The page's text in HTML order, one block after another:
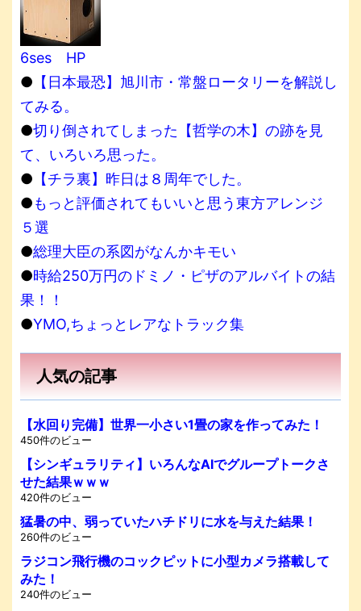
6ses HP
● 【日本最恐】旭川市・常盤ロータリーを解説し
てみる。
●切り倒されてしまった【哲学の木】の跡を見
て、いろいろ思った。
● 【チラ裏】昨日は８周年でした。
●もっと評価されてもいいと思う東方アレンジ
５選
●総理大臣の系図がなんかキモい
●時給250万円のドミノ・ピザのアルバイトの結
果！！
●YMO,ちょっとレアなトラック集
人気の記事
【水回り完備】世界一小さい1畳の家を作ってみた！
450件のビュー
【シンギュラリティ】いろんなAIでグループトークさ
せた結果ｗｗｗ
420件のビュー
猛暑の中、弱っていたハチドリに水を与えた結果！
260件のビュー
ラジコン飛行機のコックピットに小型カメラ搭載して
みた！
240件のビュー